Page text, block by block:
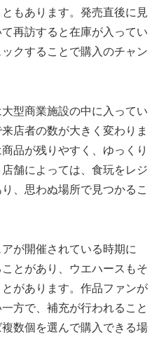
もあります。発売直後に見
再訪すると在庫が入ってい
クすることで購入のチャン
型商業施設の中に入ってい
店者の数が大きく変わりま
品が残りやすく、ゆっくり
舗によっては、食玩をレジ
、思わぬ場所で見つかるこ
が開催されている時期に
とがあり、ウエハースもそ
があります。作品ファンが
方で、補充が行われること
数個を選んで購入できる場